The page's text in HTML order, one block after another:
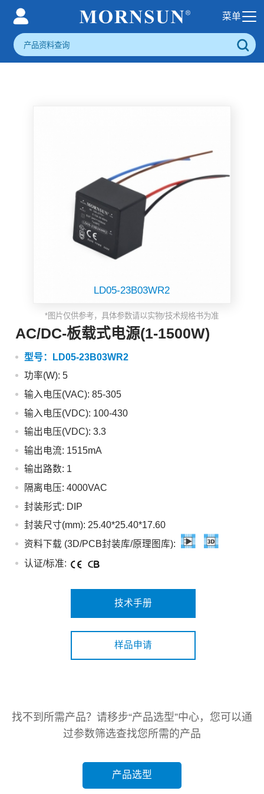
LD05-23B03WR2
*图片仅供参考，具体参数请以实物/技术规格书为准
AC/DC-板载式电源(1-1500W)
型号：
LD05-23B03WR2
功率(W): 5
输入电压(VAC): 85-305
输入电压(VDC): 100-430
输出电压(VDC): 3.3
输出电流: 1515mA
输出路数: 1
隔离电压: 4000VAC
封装形式: DIP
封装尺寸(mm): 25.40*25.40*17.60
资料下载 (3D/PCB封装库/原理图库):
认证/标准:
技术手册
样品申请
找不到所需产品？请移步“产品选型”中心，您可以通
过参数筛选查找您所需的产品
产品选型